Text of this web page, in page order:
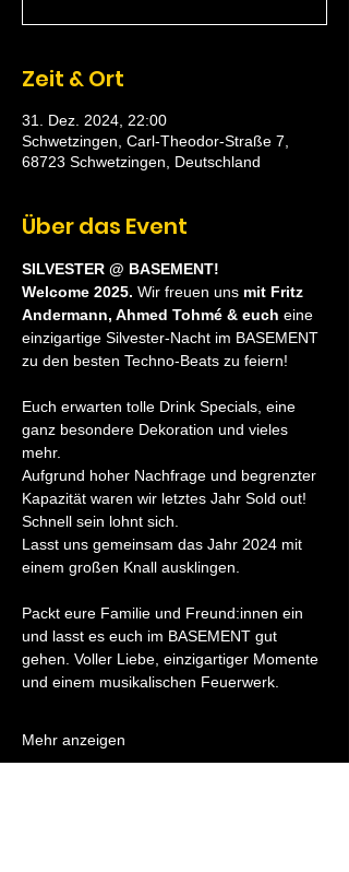
Zeit & Ort
31. Dez. 2024, 22:00
Schwetzingen, Carl-Theodor-Straße 7,
68723 Schwetzingen, Deutschland
Über das Event
SILVESTER @ BASEMENT!
Welcome 2025. Wir freuen uns mit Fritz
Andermann, Ahmed Tohmé & euch eine
einzigartige Silvester-Nacht im BASEMENT
zu den besten Techno-Beats zu feiern!
Euch erwarten tolle Drink Specials, eine
ganz besondere Dekoration und vieles
mehr.
Aufgrund hoher Nachfrage und begrenzter
Kapazität waren wir letztes Jahr Sold out!
Schnell sein lohnt sich.
Lasst uns gemeinsam das Jahr 2024 mit
einem großen Knall ausklingen.
Packt eure Familie und Freund:innen ein
und lasst es euch im BASEMENT gut
gehen. Voller Liebe, einzigartiger Momente
und einem musikalischen Feuerwerk.
Mehr anzeigen